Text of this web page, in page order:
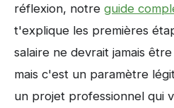
réflexion, notre guide
t'explique les premières
salaire ne devrait jamais
mais c'est un paramètre
un projet professionnel qui